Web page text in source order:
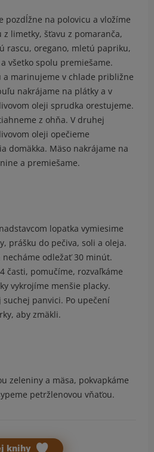
pozdĺžne na polovicu a vložíme
z limetky, šťavu z pomaranča,
rascu, oregano, mletú papriku,
všetko spolu premiešame.
marinujeme v chlade približne
nakrájame na plátky a v
oleji sprudka orestujeme.
z ohňa. V druhej
oleji opečieme
domäkka. Mäso nakrájame na
a premiešame.
lopatka vymiesime
prášku do pečiva, soli a oleja.
odležať 30 minút.
časti, pomučíme, rozvaľkáme
vykrojíme menšie placky.
panvici. Po upečení
aby zmäkli.
zeleniny a mäsa, pokvapkáme
petržlenovou vňaťou.
knihy